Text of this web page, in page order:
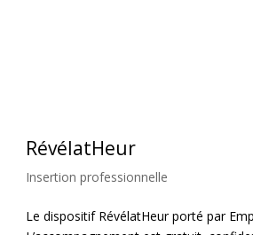
RévélatHeur
Insertion professionnelle
Le dispositif RévélatHeur porté par